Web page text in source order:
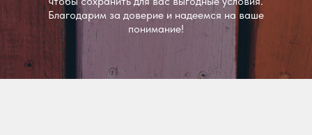
Благодарим за доверие и надеемся на ваше
понимание!